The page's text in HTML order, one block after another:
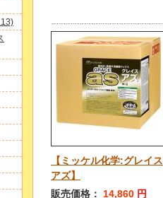
【ミッケル化学:グレイス
アズ】
販売価格：
14,860 円